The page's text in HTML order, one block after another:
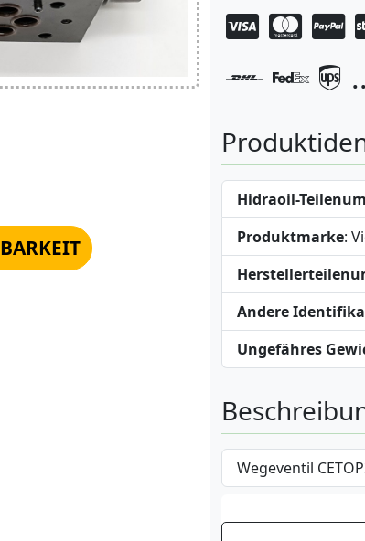
Hidraoil-
Produktmarke:
Andere
Ungefähres
Wegeventil